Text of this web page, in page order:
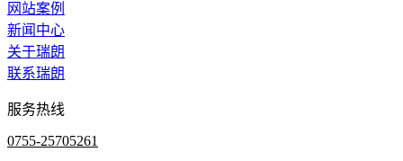
网站案例
新闻中心
关于瑞朗
联系瑞朗
服务热线
0755-25705261